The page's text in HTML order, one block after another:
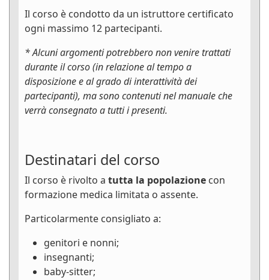
Il corso è condotto da un istruttore certificato
ogni massimo 12 partecipanti.
* Alcuni argomenti potrebbero non venire trattati
durante il corso (in relazione al tempo a
disposizione e al grado di interattività dei
partecipanti), ma sono contenuti nel manuale che
verrà consegnato a tutti i presenti.
Destinatari del corso
Il corso è rivolto a tutta la popolazione con
formazione medica limitata o assente.
Particolarmente consigliato a:
genitori e nonni;
insegnanti;
baby-sitter;